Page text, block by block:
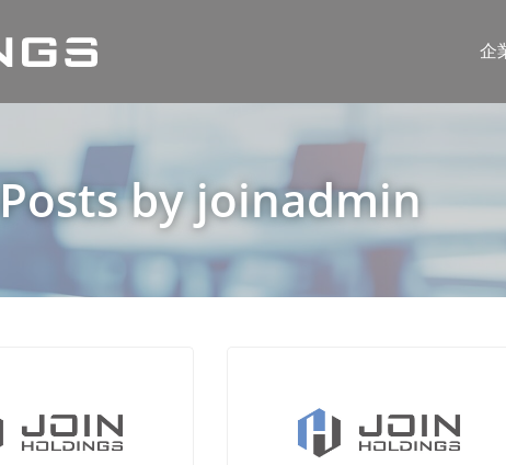
企
Posts byjoinadmin